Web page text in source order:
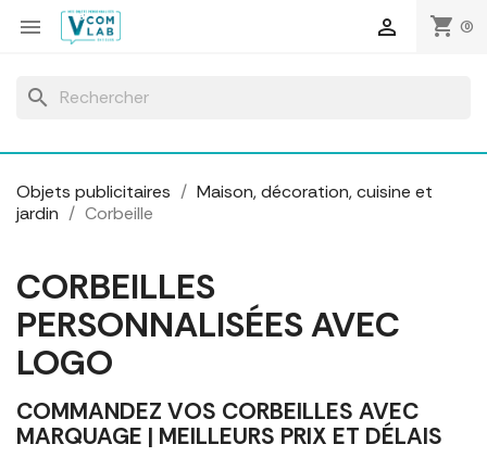
 shopping_cart (0)

search
Objets publicitaires
Maison, décoration, cuisine et
jardin
Corbeille
CORBEILLES
PERSONNALISÉES AVEC
LOGO
COMMANDEZ VOS CORBEILLES AVEC
MARQUAGE | MEILLEURS PRIX ET DÉLAIS
Panneau de gestion des cookies